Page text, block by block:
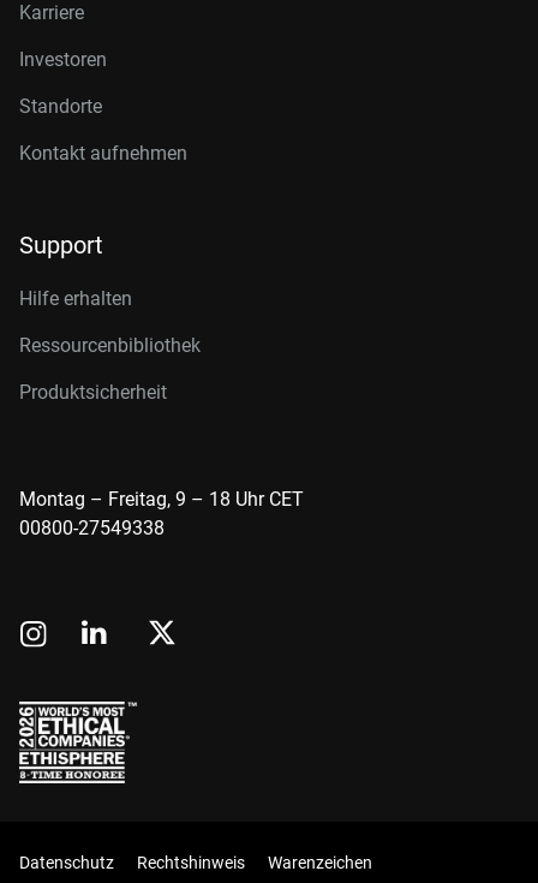
Karriere
Investoren
Standorte
Kontakt aufnehmen
Support
Hilfe erhalten
Ressourcenbibliothek
Produktsicherheit
Montag – Freitag, 9 – 18 Uhr CET
00800-27549338
Datenschutz Rechtshinweis Warenzeichen